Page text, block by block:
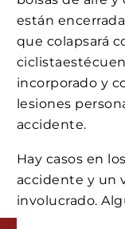
están
que colapsará
incorporado y
lesiones
accidente.
Hay casos en
accidente y un
involucrado.